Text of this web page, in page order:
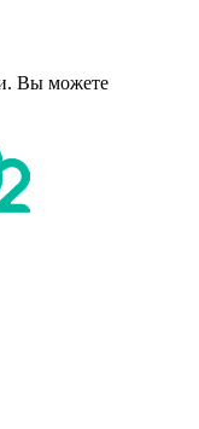
Вы можете